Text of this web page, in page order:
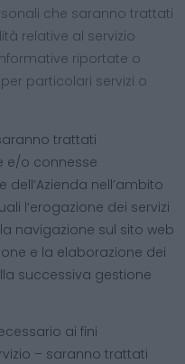
che saranno trattati
relative al servizio
riportate o
particolari servizi o
trattati
e/o connesse
dell’Azienda nell’ambito
l’erogazione dei servizi
navigazione sul sito web
e la elaborazione dei
successiva gestione
ai fini
– saranno trattati